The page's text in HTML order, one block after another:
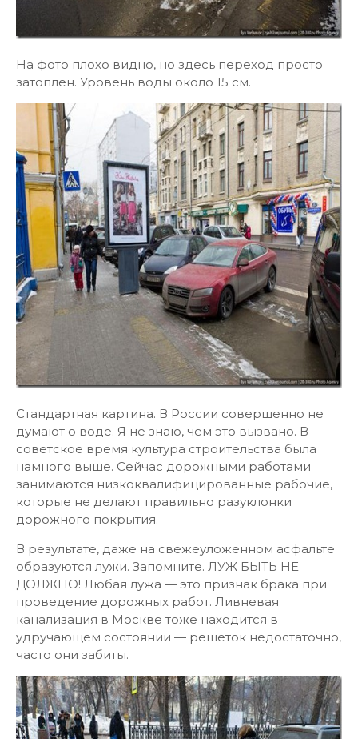
На фото плохо видно, но здесь переход просто
затоплен. Уровень воды около 15 см.
Стандартная картина. В России совершенно не
думают о воде. Я не знаю, чем это вызвано. В
советское время культура строительства была
намного выше. Сейчас дорожными работами
занимаются низкоквалифицированные рабочие,
которые не делают правильно разуклонки
дорожного покрытия.
В результате, даже на свежеуложенном асфальте
образуются лужи. Запомните. ЛУЖ БЫТЬ НЕ
ДОЛЖНО! Любая лужа — это признак брака при
проведение дорожных работ. Ливневая
канализация в Москве тоже находится в
удручающем состоянии — решеток недостаточно,
часто они забиты.